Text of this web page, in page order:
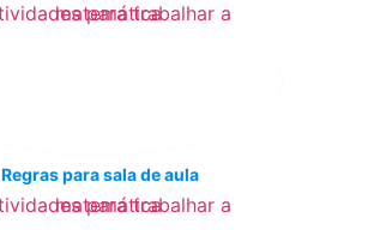
Regras para sala de aula